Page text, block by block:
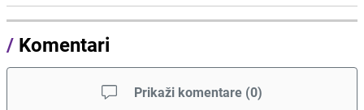
/ Komentari
Prikaži komentare (0)